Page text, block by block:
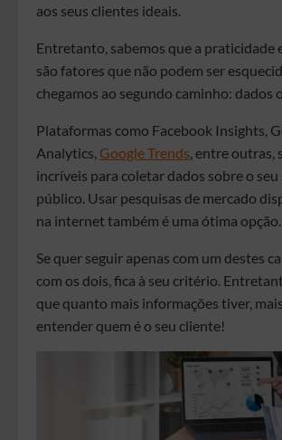
aos seus clientes ideais.
Entretanto, sabemos que a praticidade
são fatores que não podem ser
chegamos ao segundo caminho: dados
Plataformas como Facebook Insights,
Analytics, Google Trends, entre outras,
incríveis para coletar dados sobre o
público. Usar pesquisas de mercado
na internet também é uma ótima opção.
Se quer seguir apenas com um destes
com os dois, fica à seu critério.
que quanto mais informações tiver,
entender quem é o seu cliente!